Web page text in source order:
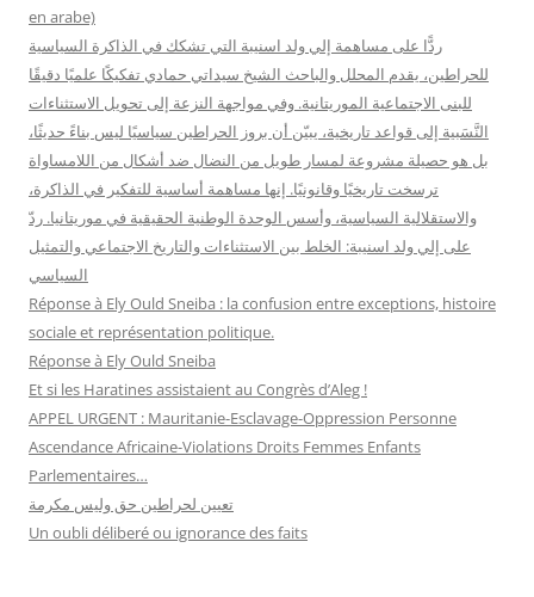
en arabe)
ردًّا على مساهمة إلي ولد اسنيبة التي تشكك في الذاكرة السياسية
للحراطين، يقدم المحلل والباحث الشيخ سيداتي حمادي تفكيكًا علميًا دقيقًا
للبنى الاجتماعية الموريتانية. وفي مواجهة النزعة إلى تحويل الاستثناءات
النَّسَبية إلى قواعد تاريخية، يبيّن أن بروز الحراطين سياسيًا ليس بناءً حديثًا،
بل هو حصيلة مشروعة لمسار طويل من النضال ضد أشكال من اللامساواة
ترسخت تاريخيًا وقانونيًا. إنها مساهمة أساسية للتفكير في الذاكرة،
والاستقلالية السياسية، وأسس الوحدة الوطنية الحقيقية في موريتانيا. ردّ
على إلي ولد اسنيبة: الخلط بين الاستثناءات والتاريخ الاجتماعي والتمثيل
السياسي
Réponse à Ely Ould Sneiba : la confusion entre exceptions, histoire
sociale et représentation politique.
Réponse à Ely Ould Sneiba
Et si les Haratines assistaient au Congrès d’Aleg !
APPEL URGENT : Mauritanie-Esclavage-Oppression Personne
Ascendance Africaine-Violations Droits Femmes Enfants
Parlementaires…
تعيين لحراطين حق وليس مكرمة
Un oubli déliberé ou ignorance des faits